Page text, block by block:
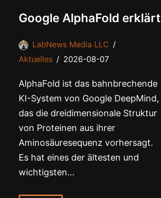
Google AlphaFold erklärt
LabNews Media LLC
Aktuelles
2026-08-07
AlphaFold ist das bahnbrechende
KI-System von Google DeepMind,
das die dreidimensionale Struktur
von Proteinen aus ihrer
Aminosäuresequenz vorhersagt.
Es hat eines der ältesten und
wichtigsten…